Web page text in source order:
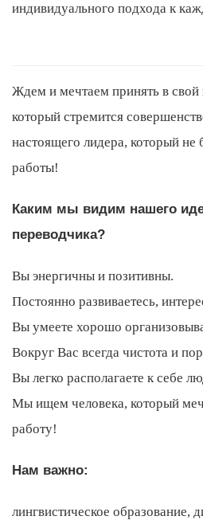
индивидуального подхода к
Ждем и мечтаем принять в свой
который стремится
настоящего лидера, который не
работы!
Каким мы видим нашего
переводчика?
Вы энергичны и позитивны.
Постоянно развиваетесь,
Вы умеете хорошо
Вокруг Вас всегда чистота и
Вы легко располагаете к себе
Мы ищем человека, который
работу!
Нам важно:
лингвистическое образование,